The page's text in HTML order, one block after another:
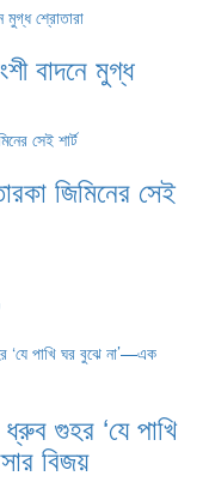
বাদনে মুগ্ধ
জিমিনের সেই
গুহর ‘যে পাখি
বিজয়